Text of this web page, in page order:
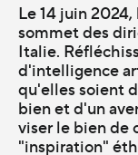
Le 14 juin
sommet des
Italie.
d'intelligence
qu'elles soient
bien et d'un
viser le bien de
"inspiration"